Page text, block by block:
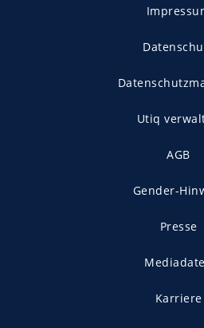
Utiq
AGB
Gender-
Presse
Karriere